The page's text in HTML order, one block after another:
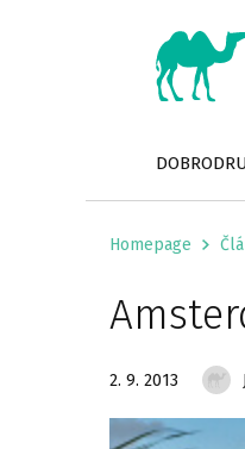
Homepage
2. 9. 2013